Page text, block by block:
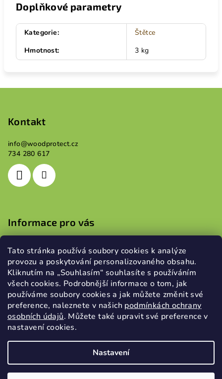
Tato stránka používá soubory cookies k analýze
provozu a poskytování personalizovaného obsahu.
Kliknutím na „Souhlasím“ souhlasíte s používáním
všech cookies. Podrobnější informace o tom, jak
používáme soubory cookies a jak můžete změnit své
preference, naleznete v našich podmínkách ochrany
osobních údajů. Můžete také upravit své preference v
nastavení cookies.
Nastavení
Doplňkové parametry
Kategorie:
Štětce
Hmotnost: 3 kg
Kontakt
info@woodprotect.cz
734 280 617
Informace pro vás
Podmínky ochrany osobních údajů
Přijímáme online platby